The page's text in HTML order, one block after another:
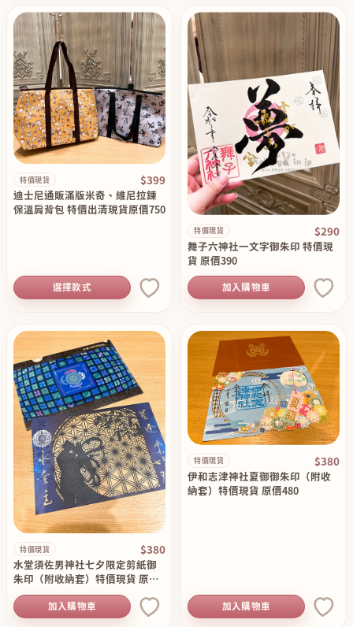
特價現貨 $399
迪士尼通販滿版米奇、維尼拉鍊
保溫肩背包 特價出清現貨原價750
選擇款式
特價現貨 $290
舞子六神社一文字御朱印 特價現
貨 原價390
加入購物車
特價現貨 $380
水堂須佐男神社七夕限定剪紙御
朱印（附收納套）特價現貨 原價4
80
加入購物車
特價現貨 $380
伊和志津神社夏御御朱印（附收
納套）特價現貨 原價480
加入購物車